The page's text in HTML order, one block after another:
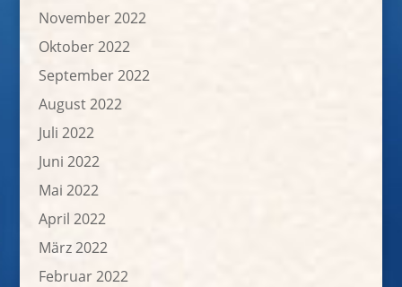
November 2022
Oktober 2022
September 2022
August 2022
Juli 2022
Juni 2022
Mai 2022
April 2022
März 2022
Februar 2022